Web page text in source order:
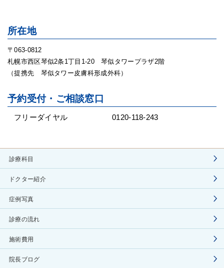
所在地
〒063-0812
札幌市西区琴似2条1丁目1-20 琴似タワープラザ2階
（提携先 琴似タワー皮膚科形成外科）
予約受付・ご相談窓口
フリーダイヤル 0120-118-243
診療科目
ドクター紹介
症例写真
診療の流れ
施術費用
院長ブログ